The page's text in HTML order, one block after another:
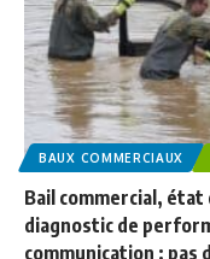
BAUX COMMERCIAUX
Bail commercial,
diagnostic de
communication : pas